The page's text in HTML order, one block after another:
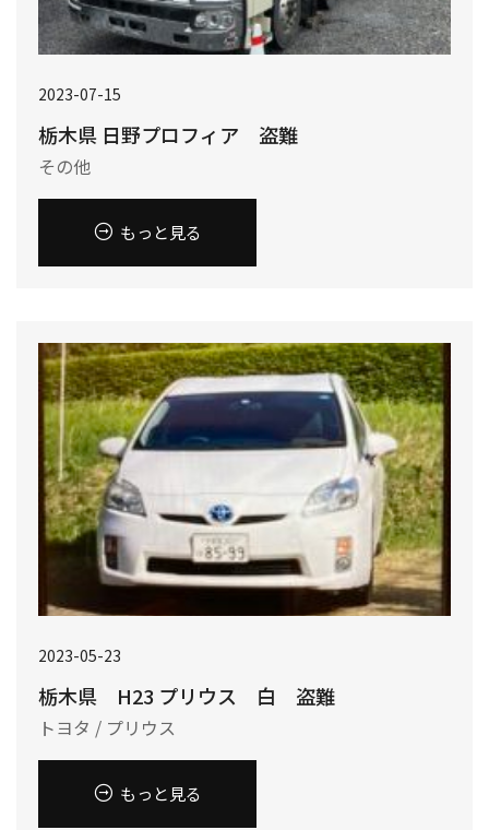
2023-07-15
栃木県 日野プロフィア 盗難
その他
もっと見る
2023-05-23
栃木県 H23 プリウス 白 盗難
トヨタ / プリウス
もっと見る